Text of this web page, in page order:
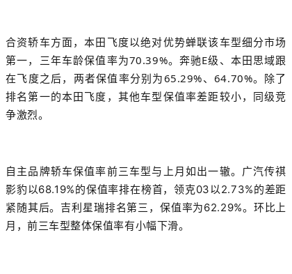
合资轿车方面，本田飞度以绝对优势蝉联该车型细分市场
第一，三年车龄保值率为70.39%。奔驰E级、本田思域跟
在飞度之后，两者保值率分别为65.29%、64.70%。除了
排名第一的本田飞度，其他车型保值率差距较小，同级竞
争激烈。
自主品牌轿车保值率前三车型与上月如出一辙。广汽传祺
影豹以68.19%的保值率排在榜首，领克03以2.73%的差距
紧随其后。吉利星瑞排名第三，保值率为62.29%。环比上
月，前三车型整体保值率有小幅下滑。